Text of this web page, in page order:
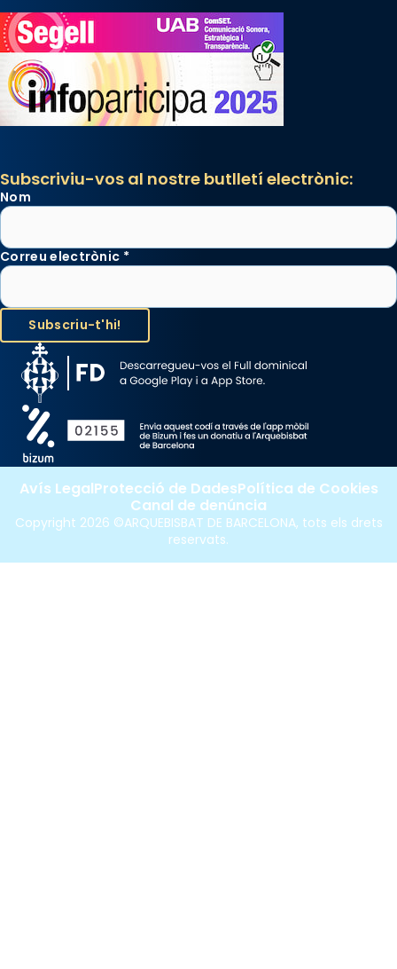
Subscriviu-vos al nostre butlletí electrònic:
Nom
Correu electrònic *
Copyright 2026 ©ARQUEBISBAT DE BARCELONA, tots els drets
reservats.
Avís LegalProtecció de DadesPolítica de Cookies
Canal de denúncia